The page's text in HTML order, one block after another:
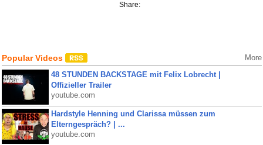
Share:
Popular Videos More
48 STUNDEN BACKSTAGE mit Felix Lobrecht |
Offizieller Trailer
youtube.com
Hardstyle Henning und Clarissa müssen zum
Elterngespräch? | ...
youtube.com